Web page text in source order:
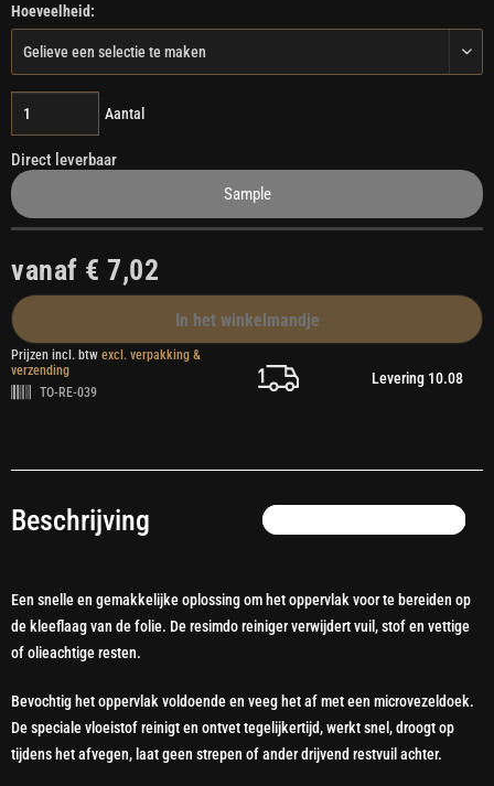
Hoeveelheid:
Aantal
Direct leverbaar
Sample
vanaf € 7,02
In het winkelmandje
Prijzen incl. btw excl. verpakking &
verzending
TO-RE-039
Levering 10.08
Beschrijving
Een snelle en gemakkelijke oplossing om het oppervlak voor te bereiden op
de kleeflaag van de folie. De resimdo reiniger verwijdert vuil, stof en vettige
of olieachtige resten.
Bevochtig het oppervlak voldoende en veeg het af met een microvezeldoek.
De speciale vloeistof reinigt en ontvet tegelijkertijd, werkt snel, droogt op
tijdens het afvegen, laat geen strepen of ander drijvend restvuil achter.